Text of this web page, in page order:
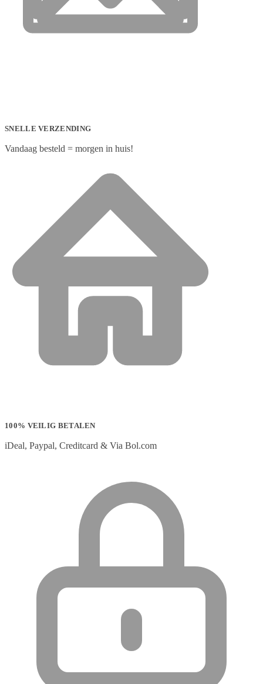
SNELLE VERZENDING
Vandaag besteld = morgen in huis!
100% VEILIG BETALEN
iDeal, Paypal, Creditcard & Via Bol.com